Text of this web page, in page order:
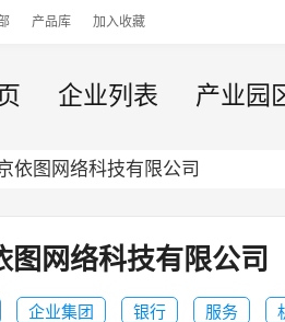
产品库 加入收藏
企业列表 产业园
依图网络科技有限公司
图网络科技有限公司
企业集团 银行 服务